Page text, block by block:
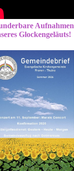
Aufnahmen
Glockengeläuts!